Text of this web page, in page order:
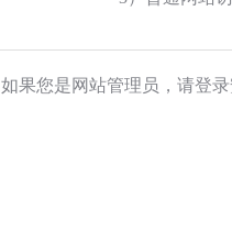
如果您是网站管理员，请登